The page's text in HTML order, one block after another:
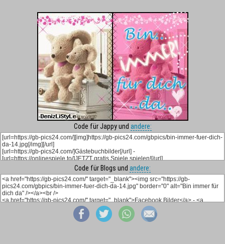
Code für Jappy und andere:
Code für Blogs und andere: